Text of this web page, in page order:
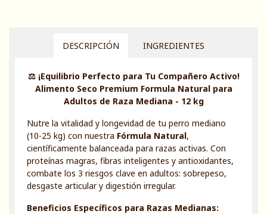
DESCRIPCIÓN INGREDIENTES
⚖️ ¡Equilibrio Perfecto para Tu Compañero Activo!
Alimento Seco Premium Formula Natural para
Adultos de Raza Mediana - 12 kg
Nutre la vitalidad y longevidad de tu perro mediano
(10-25 kg) con nuestra Fórmula Natural,
científicamente balanceada para razas activas. Con
proteínas magras, fibras inteligentes y antioxidantes,
combate los 3 riesgos clave en adultos: sobrepeso,
desgaste articular y digestión irregular.
Beneficios Específicos para Razas Medianas: